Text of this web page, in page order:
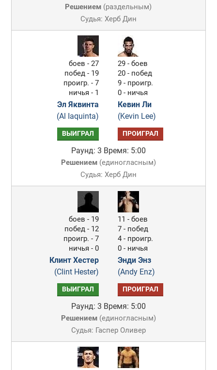
Решением (раздельным)
Судья: Херб Дин
боев - 27
побед - 19
проигр. - 7
ничья - 1
Эл Яквинта
(Al Iaquinta)
29 - боев
20 - побед
9 - проигр.
0 - ничья
Кевин Ли
(Kevin Lee)
ВЫИГРАЛ ПРОИГРАЛ
Раунд: 3 Время: 5:00
Решением(единогласным)
Судья: Херб Дин
боев - 19
побед - 12
проигр. - 7
ничья - 0
Клинт Хестер
(Clint Hester)
11 - боев
7 - побед
4 - проигр.
0 - ничья
Энди Энз
(Andy Enz)
ВЫИГРАЛ ПРОИГРАЛ
Раунд: 3 Время: 5:00
Решением(единогласным)
Судья: Гаспер Оливер